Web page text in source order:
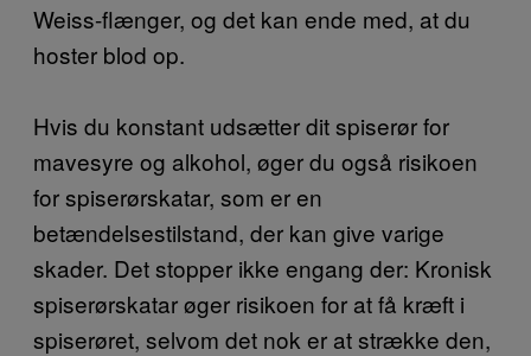
Weiss-flænger, og det kan ende med, at du
hoster blod op.
Hvis du konstant udsætter dit spiserør for
mavesyre og alkohol, øger du også risikoen
for spiserørskatar, som er en
betændelsestilstand, der kan give varige
skader. Det stopper ikke engang der: Kronisk
spiserørskatar øger risikoen for at få kræft i
spiserøret, selvom det nok er at strække den,